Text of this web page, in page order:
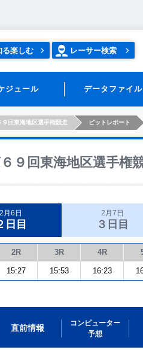
る楽しむ レーサー検索
ジュール データファイル
９回東海地区選手権競走 ピットレポート
９回東海地区選手権
2月6日
日目
2月7日
３日目
2R 3R 4R
15:27 15:53 16:23
直前情報
コンピューター
予想